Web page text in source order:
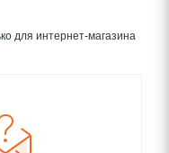
для интернет-магазина